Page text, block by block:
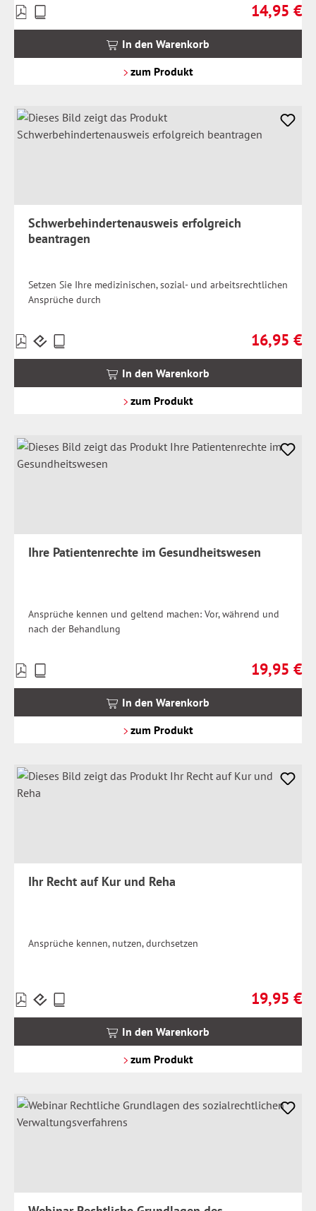
Regulärer
14,95 €
Preise
inkl.
In den Warenkorb
zum Produkt
Schwerbehindertenausweis erfolgreich
beantragen
Setzen Sie Ihre medizinischen, sozial- und arbeitsrechtlichen
Ansprüche durch
Regulärer
16,95 €
Preise
inkl.
In den Warenkorb
zum Produkt
Ihre Patientenrechte im Gesundheitswesen
Ansprüche kennen und geltend machen: Vor, während und
nach der Behandlung
Regulärer
19,95 €
Preise
inkl.
In den Warenkorb
zum Produkt
Ihr Recht auf Kur und Reha
Ansprüche kennen, nutzen, durchsetzen
Regulärer
19,95 €
Preise
inkl.
In den Warenkorb
zum Produkt